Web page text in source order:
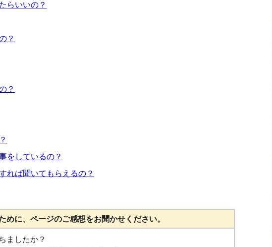
らいいの？
？
？
をしているの？
れば聞いてもらえるの？
めに、ページのご感想をお聞かせください。
ましたか？